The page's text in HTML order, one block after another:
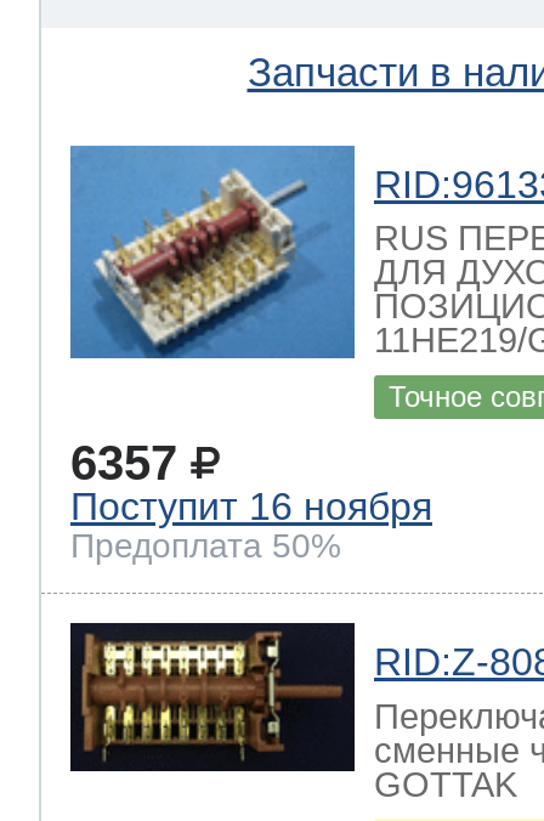
Запчасти в
RUS
ДЛЯ
11HE219/
Точное
6357
Поступит 16 ноября
Предоплата 50%
RID:Z-
сменные
GOTTAK